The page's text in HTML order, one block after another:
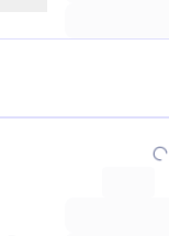
progress_activity